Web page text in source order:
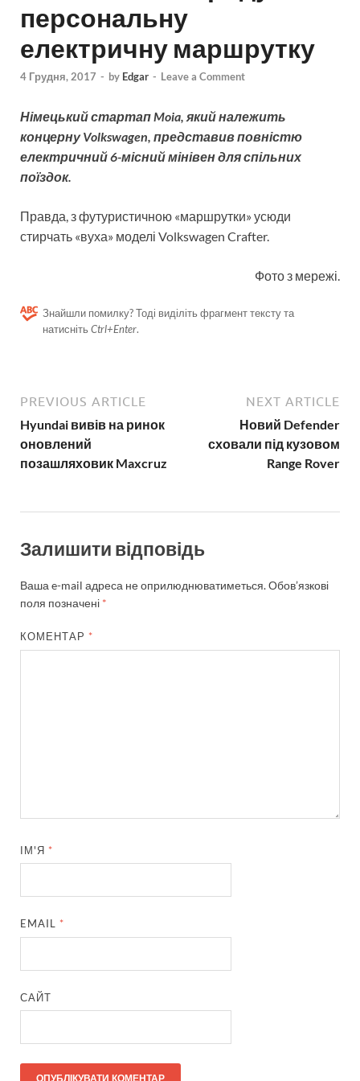
персональну
електричну маршрутку
4 Грудня, 2017 - by Edgar - Leave a Comment
Німецький стартап Moia, який належить
концерну Volkswagen, представив повністю
електричний 6-місний мінівен для спільних
поїздок.
Правда, з футуристичною «маршрутки» усюди
стирчать «вуха» моделі Volkswagen Crafter.
Фото з мережі.
Знайшли помилку? Тоді виділіть фрагмент тексту та
натисніть Ctrl+Enter.
PREVIOUS ARTICLE
Hyundai вивів на ринок
оновлений
позашляховик Maxcruz
NEXT ARTICLE
Новий Defender
сховали під кузовом
Range Rover
Залишити відповідь
Ваша e-mail адреса не оприлюднюватиметься.Обов’язкові
поля позначені *
КОМЕНТАР *
ІМ'Я *
EMAIL *
САЙТ